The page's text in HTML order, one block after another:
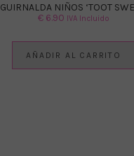
GUIRNALDA NIÑOS ‘TOOT
€ 6.90 IVA Incluido
AÑADIR AL CARRITO